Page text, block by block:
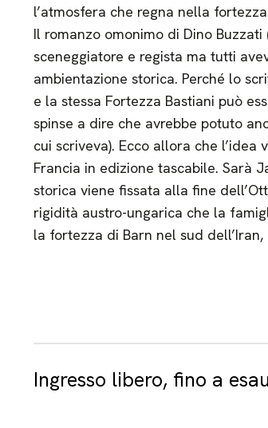
l’atmosfera che regna nella
Il romanzo omonimo di Dino
sceneggiatore e regista ma tutti
ambientazione storica. Perché lo
e la stessa Fortezza Bastiani può
spinse a dire che avrebbe potuto
cui scriveva). Ecco allora che
Francia in edizione tascabile. Sarà
storica viene fissata alla fine
rigidità austro-ungarica che la
la fortezza di Barn nel sud
Ingresso libero, fino a